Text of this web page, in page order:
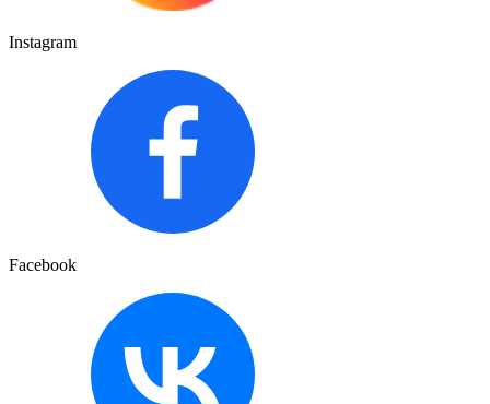
Instagram
Facebook